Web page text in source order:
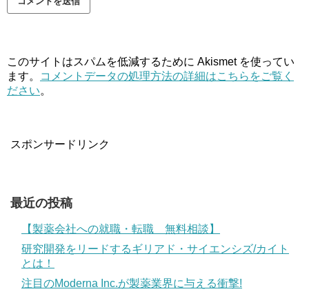
このサイトはスパムを低減するために Akismet を使ってい
ます。
コメントデータの処理方法の詳細はこちらをご覧く
ださい。
スポンサードリンク
最近の投稿
【製薬会社への就職・転職 無料相談】
研究開発をリードするギリアド・サイエンシズ/カイト
とは！
注目のModerna Inc.が製薬業界に与える衝撃!